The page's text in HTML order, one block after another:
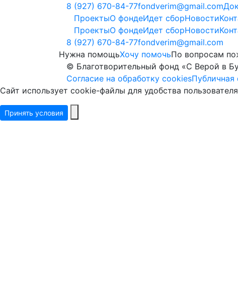
8 (927) 670-84-77fondverim@gmail.com
ПроектыО фондеИдет сборНовости
ПроектыО фондеИдет сборНовости
8 (927) 670-84-77fondverim@gmail.com
Нужна помощьХочу помочьПо вопросам
© Благотворительный фонд «С Верой в
Согласие на обработку cookiesПубличная
Сайт использует cookie-файлы для удобства
Принять условия